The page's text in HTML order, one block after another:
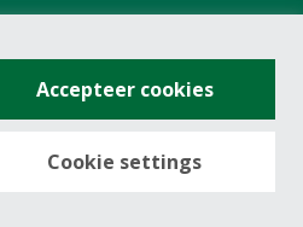
Accepteer cookies
Cookie settings